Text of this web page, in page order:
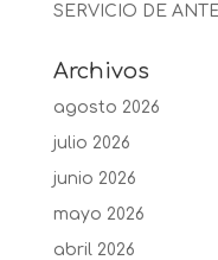
SERVICIO DE
Archivos
agosto 2026
julio 2026
junio 2026
mayo 2026
abril 2026